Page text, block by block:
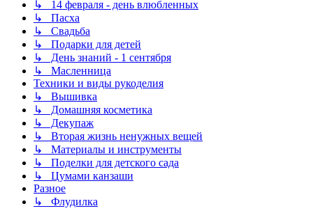
↳ 14 февраля - день влюбленных
↳ Пасха
↳ Свадьба
↳ Подарки для детей
↳ День знаний - 1 сентября
↳ Масленница
Техники и виды рукоделия
↳ Вышивка
↳ Домашняя косметика
↳ Декупаж
↳ Вторая жизнь ненужных вещей
↳ Материалы и инструменты
↳ Поделки для детского сада
↳ Цумами канзаши
Разное
↳ Флудилка